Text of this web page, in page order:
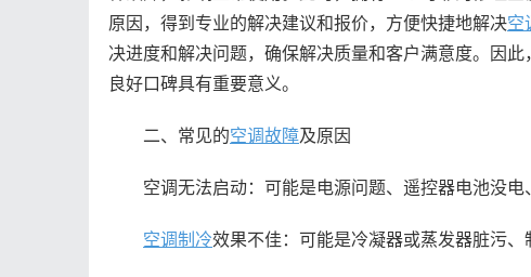
原因，得到专业的解决建议和报价，方便快捷地解决空
决进度和解决问题，确保解决质量和客户满意度。因
良好口碑具有重要意义。
二、常见的空调故障及原因
空调无法启动：可能是电源问题、遥控器电池没电
空调制冷效果不佳：可能是冷凝器或蒸发器脏污、